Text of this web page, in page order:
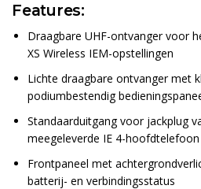
Features:
Draagbare UHF-ontvanger voor
XS Wireless IEM-opstellingen
Lichte draagbare ontvanger met
podiumbestendig
Standaarduitgang voor jackplug
meegeleverde IE 4-
Frontpaneel met
batterij- en verbindingsstatus